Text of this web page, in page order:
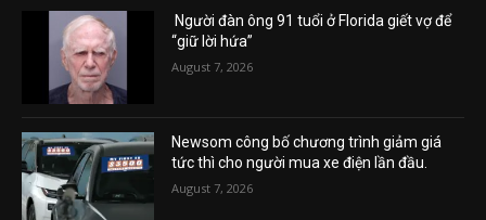
Người đàn ông 91 tuổi ở Florida giết vợ để
“giữ lời hứa”
August 7, 2026
Newsom công bố chương trình giảm giá
tức thì cho người mua xe điện lần đầu.
August 7, 2026